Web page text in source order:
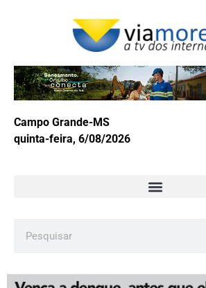
Campo Grande-MS
quinta-feira, 6/08/2026